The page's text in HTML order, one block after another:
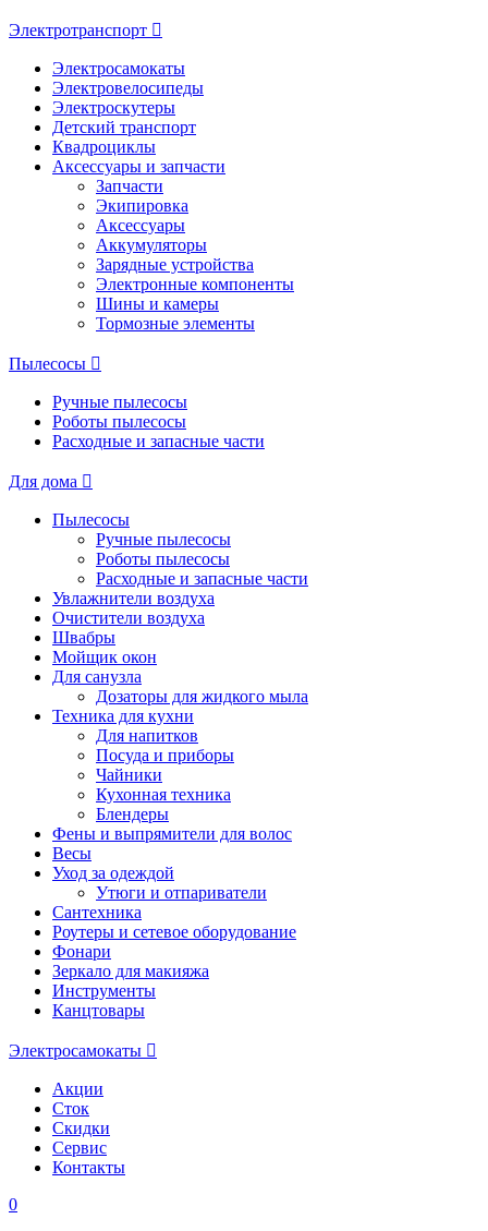
Электротранспорт
Электросамокаты
Электровелосипеды
Электроскутеры
Детский транспорт
Квадроциклы
Аксессуары и запчасти
Запчасти
Экипировка
Аксессуары
Аккумуляторы
Зарядные устройства
Электронные компоненты
Шины и камеры
Тормозные элементы
Пылесосы
Ручные пылесосы
Роботы пылесосы
Расходные и запасные части
Для дома
Пылесосы
Ручные пылесосы
Роботы пылесосы
Расходные и запасные части
Увлажнители воздуха
Очистители воздуха
Швабры
Мойщик окон
Для санузла
Дозаторы для жидкого мыла
Техника для кухни
Для напитков
Посуда и приборы
Чайники
Кухонная техника
Блендеры
Фены и выпрямители для волос
Весы
Уход за одеждой
Утюги и отпариватели
Сантехника
Роутеры и сетевое оборудование
Фонари
Зеркало для макияжа
Инструменты
Канцтовары
Электросамокаты
Акции
Сток
Скидки
Сервис
Контакты
0